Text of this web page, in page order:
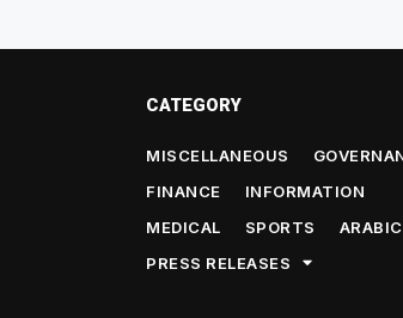
CATEGORY
MISCELLANEOUS
FINANCE
INFORMATION
MEDICAL
SPORTS
ARABIC
PRESS RELEASES